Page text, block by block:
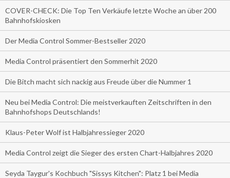
COVER-CHECK: Die Top Ten Verkäufe letzte Woche an über 200
Bahnhofskiosken
Der Media Control Sommer-Bestseller 2020
Media Control präsentiert den Sommerhit 2020
Die Bitch macht sich nackig aus Freude über die Nummer 1
Neu bei Media Control: Die meistverkauften Zeitschriften in den
Bahnhofshops Deutschlands!
Klaus-Peter Wolf ist Halbjahressieger 2020
Media Control zeigt die Sieger des ersten Chart-Halbjahres 2020
Seyda Taygur's Kochbuch "Sissys Kitchen": Platz 1 bei Media